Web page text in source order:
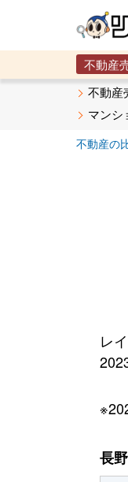
不動産
メタ住宅
不動産
マンシ
不動産の
レ
長